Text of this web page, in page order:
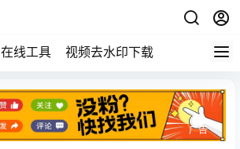
在线工具 视频去水印下载
广告